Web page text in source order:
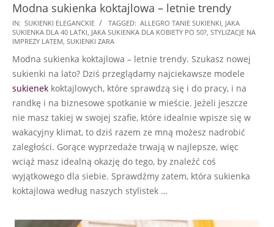
Modna sukienka koktajlowa – letnie trendy
2025-
08-
IN: SUKIENKI ELEGANCKIE TAGGED: ALLEGRO TANIE SUKIENKI, JAKA
SUKIENKA DLA 40 LATKI, JAKA SUKIENKA DLA KOBIETY PO 50?, STYLIZACJE NA
IMPREZY LATEM, SUKIENKI ZARA
Modna sukienka koktajlowa – letnie trendy. Szukasz nowej
sukienki na lato? Dziś przeglądamy najciekawsze modele
sukienek koktajlowych, które sprawdzą się i do pracy, i na
randkę i na biznesowe spotkanie w mieście. Jeżeli jeszcze
nie masz takiej w swojej szafie, które idealnie wpisze się w
wakacyjny klimat, to dziś razem ze mną możesz nadrobić
zaległości. Gorące wyprzedaże trwają w najlepsze, więc
wciąż masz idealną okazję do tego, by znaleźć coś
wyjątkowego dla siebie. Sprawdźmy zatem, która sukienka
koktajlowa według naszych stylistek …